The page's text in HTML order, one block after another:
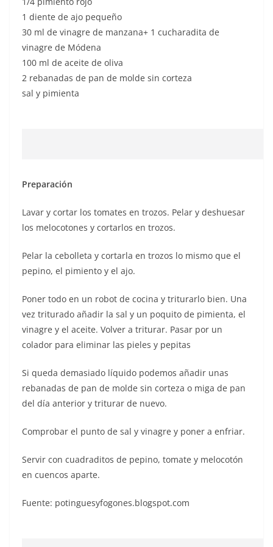
1 diente de ajo pequeño
30 ml de vinagre de manzana+ 1 cucharadita de
vinagre de Módena
100 ml de aceite de oliva
2 rebanadas de pan de molde sin corteza
sal y pimienta
Preparación
Lavar y cortar los tomates en trozos. Pelar y deshuesar
los melocotones y cortarlos en trozos.
Pelar la cebolleta y cortarla en trozos lo mismo que el
pepino, el pimiento y el ajo.
Poner todo en un robot de cocina y triturarlo bien. Una
vez triturado añadir la sal y un poquito de pimienta, el
vinagre y el aceite. Volver a triturar. Pasar por un
colador para eliminar las pieles y pepitas
Si queda demasiado líquido podemos añadir unas
rebanadas de pan de molde sin corteza o miga de pan
del día anterior y triturar de nuevo.
Comprobar el punto de sal y vinagre y poner a enfriar.
Servir con cuadraditos de pepino, tomate y melocotón
en cuencos aparte.
Fuente: potinguesyfogones.blogspot.com